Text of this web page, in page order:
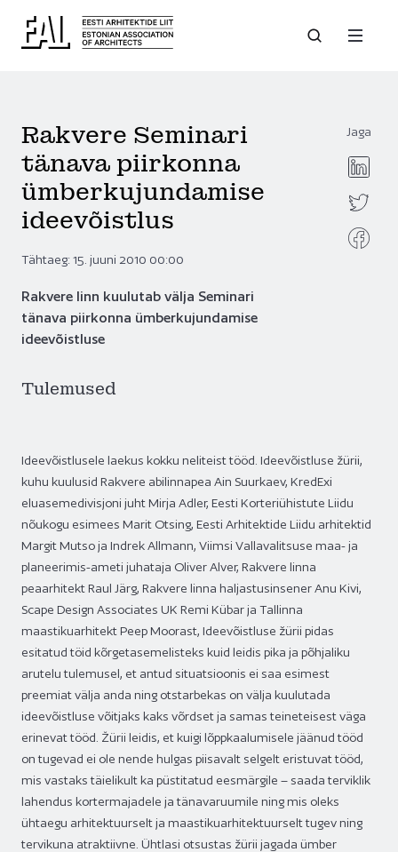
Jaga
Rakvere Seminari
tänava piirkonna
ümberkujundamise
ideevõistlus
Tähtaeg: 15. juuni 2010 00:00
Rakvere linn kuulutab välja Seminari
tänava piirkonna ümberkujundamise
ideevõistluse
Tulemused
Ideevõistlusele laekus kokku neliteist tööd. Ideevõistluse žürii,
kuhu kuulusid Rakvere abilinnapea Ain Suurkaev, KredExi
eluasemedivisjoni juht Mirja Adler, Eesti Korteriühistute Liidu
nõukogu esimees Marit Otsing, Eesti Arhitektide Liidu arhitektid
Margit Mutso ja Indrek Allmann, Viimsi Vallavalitsuse maa- ja
planeerimis-ameti juhataja Oliver Alver, Rakvere linna
peaarhitekt Raul Järg, Rakvere linna haljastusinsener Anu Kivi,
Scape Design Associates UK Remi Kübar ja Tallinna
maastikuarhitekt Peep Moorast, Ideevõistluse žürii pidas
esitatud töid kõrgetasemelisteks kuid leidis pika ja põhjaliku
arutelu tulemusel, et antud situatsioonis ei saa esimest
preemiat välja anda ning otstarbekas on välja kuulutada
ideevõistluse võitjaks kaks võrdset ja samas teineteisest väga
erinevat tööd. Žürii leidis, et kuigi lõppkaalumisele jäänud tööd
on tugevad ei ole nende hulgas piisavalt selgelt eristuvat tööd,
mis vastaks täielikult ka püstitatud eesmärgile – saada terviklik
lahendus kortermajadele ja tänavaruumile ning mis oleks
ühtaegu arhitektuurselt ja maastikuarhitektuurselt tugev ning
tervikuna atraktiivne. Ühtlasi otsustas žürii jagada ümber